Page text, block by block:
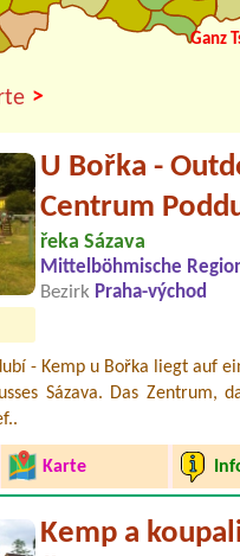
Ganz
>
U Bořka -
Centrum
řeka Sázava
Mittelböhmische
Bezirk Praha-východ
- Kemp u Bořka liegt auf
Sázava. Das Zentrum,
Karte
Kemp a